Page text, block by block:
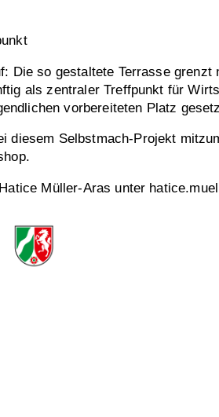
Die so gestaltete Terrasse
als zentraler Treffpunkt für
vorbereiteten Platz
diesem Selbstmach-Projekt
Müller-Aras unter